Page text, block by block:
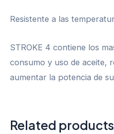
Resistente a las
STROKE 4 contiene los
consumo y uso de aceite,
aumentar la potencia de
Related products